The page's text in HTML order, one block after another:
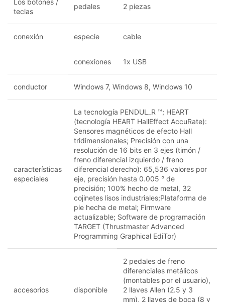
teclas
pedales 2 piezas
conexión especie cable
conexiones 1x USB
conductor Windows 7, Windows 8, Windows 10
características
especiales
La tecnología PENDUL_R ™; HEART
(tecnología HEART HallEffect AccuRate):
Sensores magnéticos de efecto Hall
tridimensionales; Precisión con una
resolución de 16 bits en 3 ejes (timón /
freno diferencial izquierdo / freno
diferencial derecho): 65,536 valores por
eje, precisión hasta 0.005 ° de
precisión; 100% hecho de metal, 32
cojinetes lisos industriales;Plataforma de
pie hecha de metal; Firmware
actualizable; Software de programación
TARGET (Thrustmaster Advanced
Programming Graphical EdiTor)
accesorios disponible
2 pedales de freno
diferenciales metálicos
(montables por el usuario),
2 llaves Allen (2.5 y 3
mm), 2 llaves de boca (8 y